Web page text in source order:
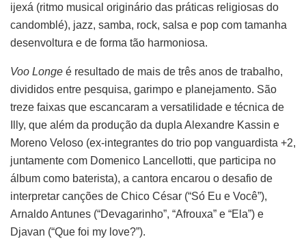
ijexá (ritmo musical originário das práticas religiosas do
candomblé), jazz, samba, rock, salsa e pop com tamanha
desenvoltura e de forma tão harmoniosa.
Voo Longe é resultado de mais de três anos de trabalho,
divididos entre pesquisa, garimpo e planejamento. São
treze faixas que escancaram a versatilidade e técnica de
Illy, que além da produção da dupla Alexandre Kassin e
Moreno Veloso (ex-integrantes do trio pop vanguardista +2,
juntamente com Domenico Lancellotti, que participa no
álbum como baterista), a cantora encarou o desafio de
interpretar canções de Chico César (“Só Eu e Você”),
Arnaldo Antunes (“Devagarinho”, “Afrouxa” e “Ela”) e
Djavan (“Que foi my love?”).